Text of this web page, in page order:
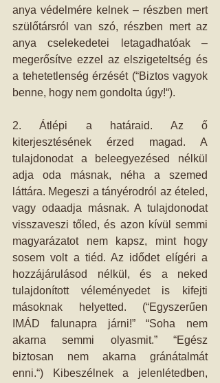
anya védelmére kelnek – részben mert
szülőtársról van szó, részben mert az
anya cselekedetei letagadhatóak –
megerősítve ezzel az elszigeteltség és
a tehetetlenség érzését (“Biztos vagyok
benne, hogy nem gondolta úgy!“).
2. Átlépi a határaid. Az ő
kiterjesztésének érzed magad. A
tulajdonodat a beleegyezésed nélkül
adja oda másnak, néha a szemed
láttára. Megeszi a tányérodról az ételed,
vagy odaadja másnak. A tulajdonodat
visszaveszi tőled, és azon kívül semmi
magyarázatot nem kapsz, mint hogy
sosem volt a tiéd. Az idődet elígéri a
hozzájárulásod nélkül, és a neked
tulajdonított véleményedet is kifejti
másoknak helyetted. (“Egyszerűen
IMÁD falunapra járni!” “Soha nem
akarna semmi olyasmit.” “Egész
biztosan nem akarna gránátalmát
enni.“) Kibeszélnek a jelenlétedben,